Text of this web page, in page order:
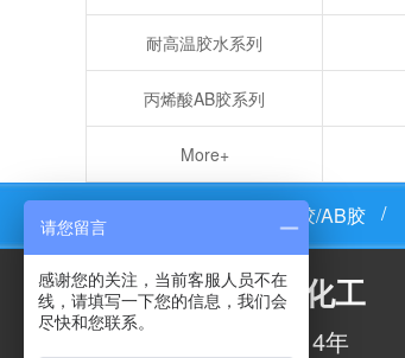
耐高温胶水系列
丙烯酸AB胶系列
More+
粘必牢首页 环氧树脂胶/AB胶
粘必牢化工
专注研发生产胶粘剂14年
请您留言
感谢您的关注，当前客服人员不在
线，请填写一下您的信息，我们会
尽快和您联系。